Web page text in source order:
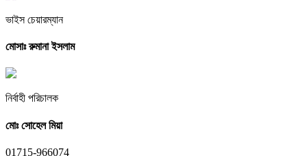
ভাইস চেয়ারম্যান
মোসাঃ রুমানা ইসলাম
নির্বাহী পরিচালক
মোঃ সোহেল মিয়া
01715-966074